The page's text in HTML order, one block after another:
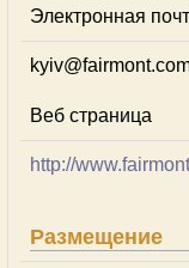
Электронная
Веб страница
http://
Размещение